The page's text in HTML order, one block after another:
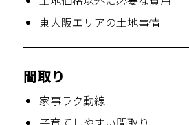
東大阪エリアの土地事情
間取り
家事ラク動線